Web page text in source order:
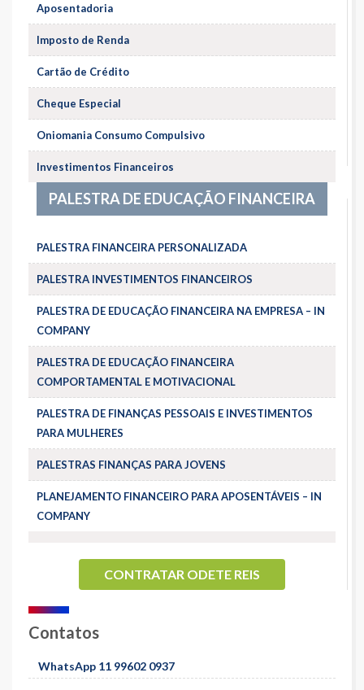
Aposentadoria
Imposto de Renda
Cartão de Crédito
Cheque Especial
Oniomania Consumo Compulsivo
Investimentos Financeiros
PALESTRA DE EDUCAÇÃO FINANCEIRA
PALESTRA FINANCEIRA PERSONALIZADA
PALESTRA INVESTIMENTOS FINANCEIROS
PALESTRA DE EDUCAÇÃO FINANCEIRA NA EMPRESA – IN
COMPANY
PALESTRA DE EDUCAÇÃO FINANCEIRA
COMPORTAMENTAL E MOTIVACIONAL
PALESTRA DE FINANÇAS PESSOAIS E INVESTIMENTOS
PARA MULHERES
PALESTRAS FINANÇAS PARA JOVENS
PLANEJAMENTO FINANCEIRO PARA APOSENTÁVEIS – IN
COMPANY
CONTRATAR ODETE REIS
Contatos
WhatsApp 11 99602 0937